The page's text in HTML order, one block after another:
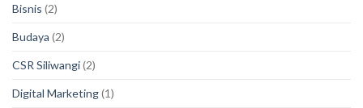
Bisnis (2)
Budaya (2)
CSR Siliwangi(2)
Digital Marketing(1)